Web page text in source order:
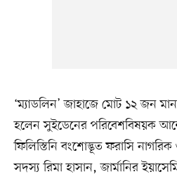
‘ম্যাডলিন’ জাহাজে মোট ১২ জন
হলেন সুইডেনের পরিবেশবিষয়ক
ফিলিস্তিনি বংশোদ্ভূত ফরাসি
সদস্য রিমা হাসান, জার্মানির